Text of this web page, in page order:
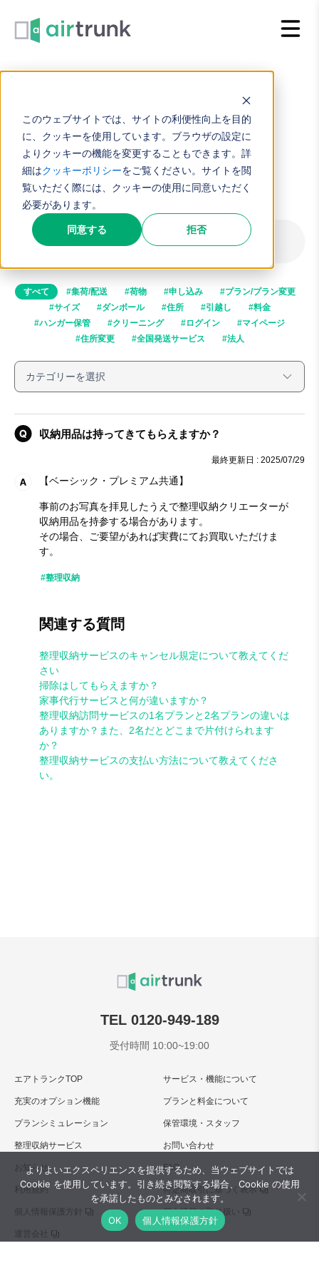
このウェブサイトでは、サイトの利便性向上を目的
に、クッキーを使用しています。ブラウザの設定に
よりクッキーの機能を変更することもできます。詳
細はクッキーポリシーをご覧ください。サイトを閲
覧いただく際には、クッキーの使用に同意いただく
必要があります。
同意する 拒否
ス
収納用品は持ってきてもらえますか？
よくある質問
すべて #集荷/配送 #荷物 #申し込み
#プラン/プラン変更
#サイズ
#ダンボール #住所 #引越し
#料金
#ハンガー保管
#クリーニング #ログイン
#マイページ
#住所変更
#全国発送サービス #法人
収納用品は持ってきてもらえますか？
最終更新日 : 2025/07/29
【ベーシック・プレミアム共通】
事前のお写真を拝見したうえで整理収納クリエーターが
収納用品を持参する場合があります。
その場合、ご要望があれば実費にてお買取いただけま
す。
#整理収納
関連する質問
整理収納サービスのキャンセル規定について教えてくだ
さい
掃除はしてもらえますか？
家事代行サービスと何が違いますか？
整理収納訪問サービスの1名プランと2名プランの違いは
ありますか？また、2名だとどこまで片付けられます
か？
整理収納サービスの支払い方法について教えてくださ
い。
TEL 0120-949-189
受付時間 10:00~19:00
エアトランクTOP サービス・機能について
充実のオプション機能 プランと料金について
プランシミュレーション 保管環境・スタッフ
整理収納サービス お問い合わせ
お知らせ FAQ
利用規約 特定商取引に基づく表示
個人情報保護方針 個人情報の取り扱い
運営会社
よりよいエクスペリエンスを提供するため、当ウェブサイトでは
Cookie を使用しています。引き続き閲覧する場合、Cookie の使用
を承諾したものとみなされます。
OK
個人情報保護方針